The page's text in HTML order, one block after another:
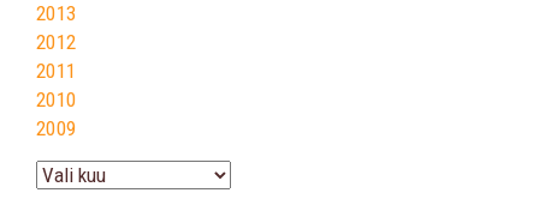
2013
2012
2011
2010
2009
Arhiiv